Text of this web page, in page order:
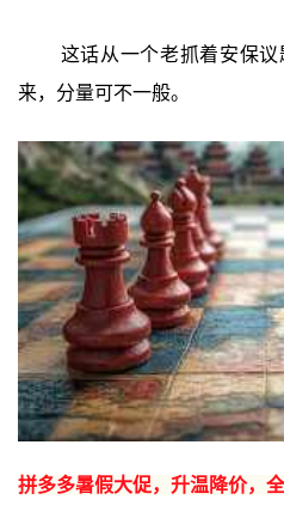
这话从一个老抓着安保
来，分量可不一般。
拼多多暑假大促，升温降价，